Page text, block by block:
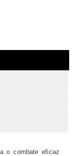
o combate eficaz